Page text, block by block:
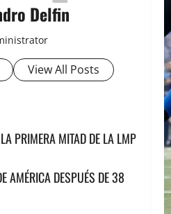
Delfin
View All Posts
PRIMERA MITAD DE LA LMP
AMÉRICA DESPUÉS DE 38